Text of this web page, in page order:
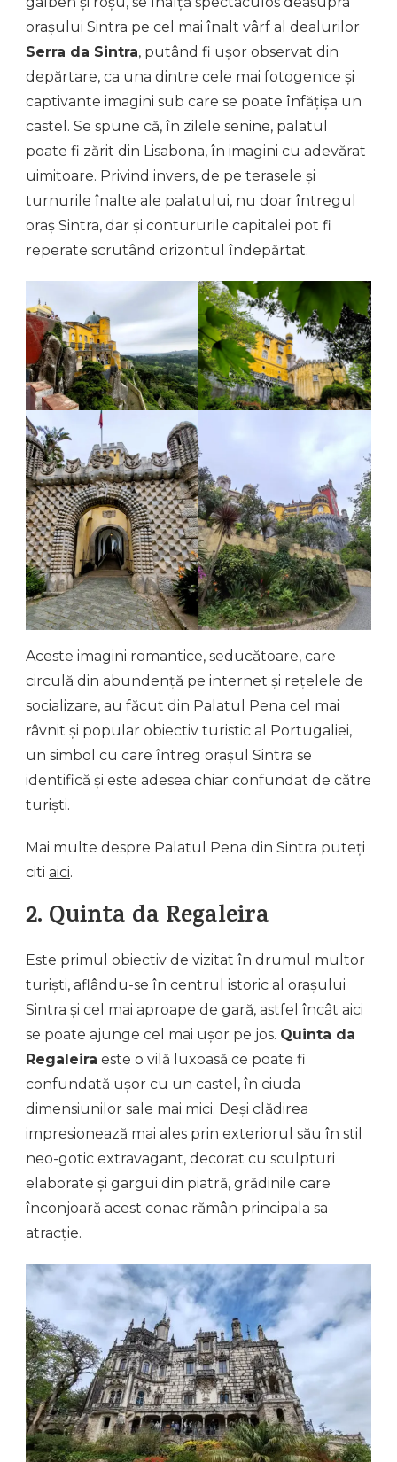
orașului Sintra pe cel mai înalt vârf al dealurilor
Serra da Sintra, putând fi ușor observat din
depărtare, ca una dintre cele mai fotogenice și
captivante imagini sub care se poate înfățișa un
castel. Se spune că, în zilele senine, palatul
poate fi zărit din Lisabona, în imagini cu adevărat
uimitoare. Privind invers, de pe terasele și
turnurile înalte ale palatului, nu doar întregul
oraș Sintra, dar și contururile capitalei pot fi
reperate scrutând orizontul îndepărtat.
Aceste imagini romantice, seducătoare, care
circulă din abundență pe internet și rețelele de
socializare, au făcut din Palatul Pena cel mai
râvnit și popular obiectiv turistic al Portugaliei,
un simbol cu care întreg orașul Sintra se
identifică și este adesea chiar confundat de către
turiști.
Mai multe despre Palatul Pena din Sintra puteți
citi aici.
2. Quinta da Regaleira
Este primul obiectiv de vizitat în drumul multor
turiști, aflându-se în centrul istoric al orașului
Sintra și cel mai aproape de gară, astfel încât aici
se poate ajunge cel mai ușor pe jos. Quinta da
Regaleira este o vilă luxoasă ce poate fi
confundată ușor cu un castel, în ciuda
dimensiunilor sale mai mici. Deși clădirea
impresionează mai ales prin exteriorul său în stil
neo-gotic extravagant, decorat cu sculpturi
elaborate și gargui din piatră, grădinile care
înconjoară acest conac rămân principala sa
atracție.